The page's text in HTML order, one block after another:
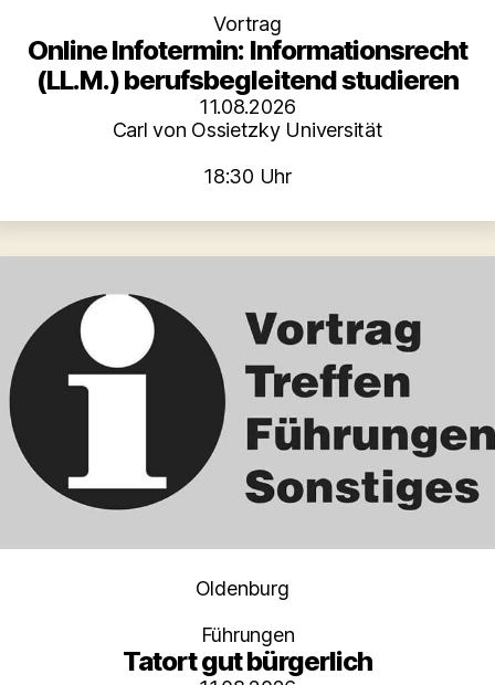
Vortrag
Online Infotermin: Informationsrecht
(LL.M.) berufsbegleitend studieren
11.08.2026
Carl von Ossietzky Universität
18:30 Uhr
Kategorien
Oldenburg
Führungen
Tatort gut bürgerlich